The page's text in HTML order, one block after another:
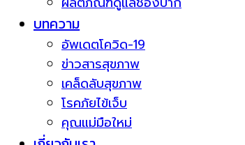
บทความ
อัพเดตโควิด-19
ข่าวสารสุขภาพ
เคล็ดลับสุขภาพ
โรคภัยไข้เจ็บ
คุณแม่มือใหม่